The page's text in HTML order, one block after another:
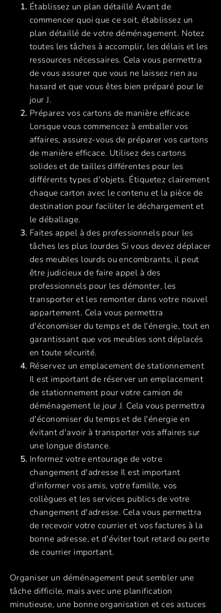
Établissez un plan détaillé Avant de
commencer quoi que ce soit, établissez un
plan détaillé de votre déménagement. Notez
toutes les tâches à accomplir, les délais et les
ressources nécessaires. Cela vous permettra
de vous assurer que vous ne laissez rien au
hasard et que vous êtes bien préparé pour le
jour J.
Préparez vos cartons de manière efficace
Lorsque vous commencez à emballer vos
affaires, assurez-vous de préparer vos cartons
de manière efficace. Utilisez des cartons
solides et de tailles différentes pour les
différents types d'objets. Étiquetez clairement
chaque carton avec le contenu et la pièce de
destination pour faciliter le déchargement et
le déballage.
Faites appel à des professionnels pour les
tâches les plus lourdes Si vous devez déplacer
des meubles lourds ou encombrants, il peut
être judicieux de faire appel à des
professionnels pour les démonter, les
transporter et les remonter dans votre nouvel
appartement. Cela vous permettra
d'économiser du temps et de l'énergie, tout en
garantissant que vos meubles sont déplacés
en toute sécurité.
Réservez un emplacement de stationnement
Il est important de réserver un emplacement
de stationnement pour votre camion de
déménagement le jour J. Cela vous permettra
d'économiser du temps et de l'énergie en
évitant d'avoir à transporter vos affaires sur
une longue distance.
Informez votre entourage de votre
changement d'adresse Il est important
d'informer vos amis, votre famille, vos
collègues et les services publics de votre
changement d'adresse. Cela vous permettra
de recevoir votre courrier et vos factures à la
bonne adresse, et d'éviter tout retard ou perte
de courrier important.
Organiser un déménagement peut sembler une
tâche difficile, mais avec une planification
minutieuse, une bonne organisation et ces astuces